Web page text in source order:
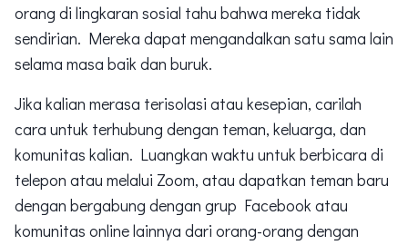
orang di lingkaran sosial tahu bahwa mereka tidak
sendirian. Mereka dapat mengandalkan satu sama lain
selama masa baik dan buruk.
Jika kalian merasa terisolasi atau kesepian, carilah
cara untuk terhubung dengan teman, keluarga, dan
komunitas kalian. Luangkan waktu untuk berbicara di
telepon atau melalui Zoom, atau dapatkan teman baru
dengan bergabung dengan grup Facebook atau
komunitas online lainnya dari orang-orang dengan